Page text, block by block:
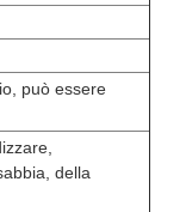
può essere
della